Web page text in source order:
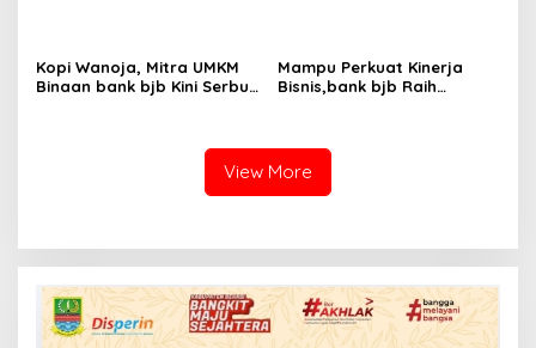
Kopi Wanoja, Mitra UMKM
Binaan bank bjb Kini Serbu
Mampu Perkuat Kinerja
Bisnis,bank bjb Raih
View More